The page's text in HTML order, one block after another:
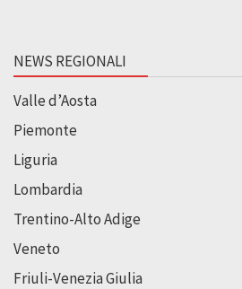
NEWS REGIONALI
Valle d’Aosta
Piemonte
Liguria
Lombardia
Trentino-Alto Adige
Veneto
Friuli-Venezia Giulia